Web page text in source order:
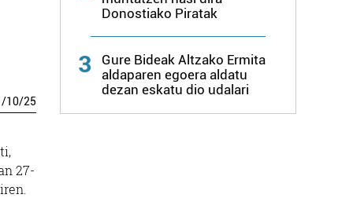
/10/25
27-
Donostiako Piratak
3
Gure Bideak Altzako Ermita
aldaparen egoera aldatu
dezan eskatu dio udalari